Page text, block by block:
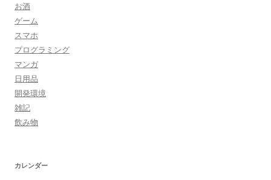
お酒
ゲーム
スマホ
プログラミング
マンガ
日用品
開発環境
雑記
飲み物
カレンダー